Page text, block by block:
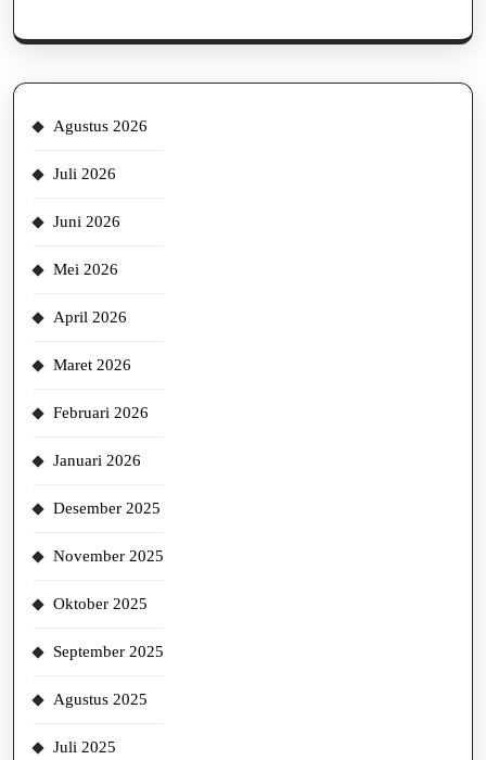
Agustus 2026
Juli 2026
Juni 2026
Mei 2026
April 2026
Maret 2026
Februari 2026
Januari 2026
Desember 2025
November 2025
Oktober 2025
September 2025
Agustus 2025
Juli 2025